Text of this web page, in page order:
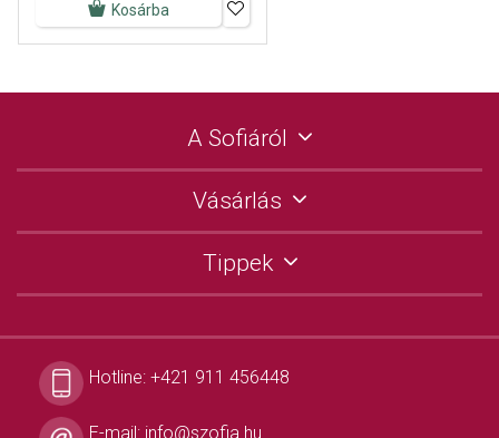
Kosárba
A Sofiáról
Vásárlás
Tippek
Hotline: +421 911 456448
E-mail: info@szofia.hu